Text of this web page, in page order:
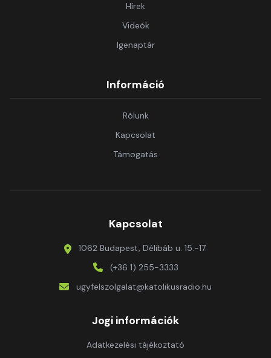
Hírek
Videók
Igenaptár
Információ
Rólunk
Kapcsolat
Támogatás
Kapcsolat
1062 Budapest, Délibáb u. 15.-17.
(+36 1) 255-3333
ugyfelszolgalat@katolikusradio.hu
Jogi információk
Adatkezelési tájékoztató